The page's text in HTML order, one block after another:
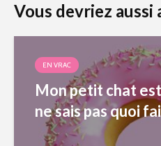
Vous devriez aussi
EN VRAC
Mon petit chat
ne sais pas quoi